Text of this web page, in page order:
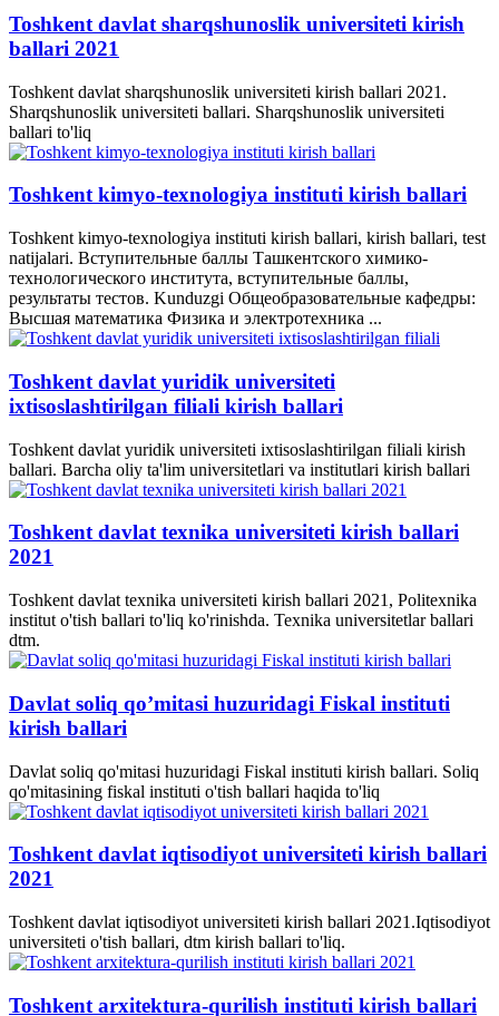
Toshkent davlat sharqshunoslik universiteti kirish
ballari 2021
Toshkent davlat sharqshunoslik universiteti kirish ballari 2021.
Sharqshunoslik universiteti ballari. Sharqshunoslik universiteti
ballari to'liq
Toshkent kimyo-texnologiya instituti kirish ballari
Toshkent kimyo-texnologiya instituti kirish ballari, kirish ballari, test
natijalari. Вступительные баллы Ташкентского химико-
технологического института, вступительные баллы,
результаты тестов. Kunduzgi Общеобразовательные кафедры:
Высшая математика Физика и электротехника ...
Toshkent davlat yuridik universiteti
ixtisoslashtirilgan filiali kirish ballari
Toshkent davlat yuridik universiteti ixtisoslashtirilgan filiali kirish
ballari. Barcha oliy ta'lim universitetlari va institutlari kirish ballari
Toshkent davlat texnika universiteti kirish ballari
2021
Toshkent davlat texnika universiteti kirish ballari 2021, Politexnika
institut o'tish ballari to'liq ko'rinishda. Texnika universitetlar ballari
dtm.
Davlat soliq qo’mitasi huzuridagi Fiskal instituti
kirish ballari
Davlat soliq qo'mitasi huzuridagi Fiskal instituti kirish ballari. Soliq
qo'mitasining fiskal instituti o'tish ballari haqida to'liq
Toshkent davlat iqtisodiyot universiteti kirish ballari
2021
Toshkent davlat iqtisodiyot universiteti kirish ballari 2021.Iqtisodiyot
universiteti o'tish ballari, dtm kirish ballari to'liq.
Toshkent arxitektura-qurilish instituti kirish ballari